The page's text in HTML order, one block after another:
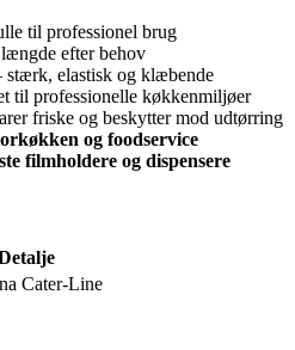
til professionel brug
efter behov
stærk, elastisk og klæbende
til professionelle køkkenmiljøer
friske og beskytter mod udtørring
og foodservice
filmholdere og dispensere
Cater-Line